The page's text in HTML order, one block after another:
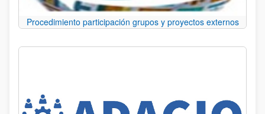
Procedimiento participación grupos y proyectos externos